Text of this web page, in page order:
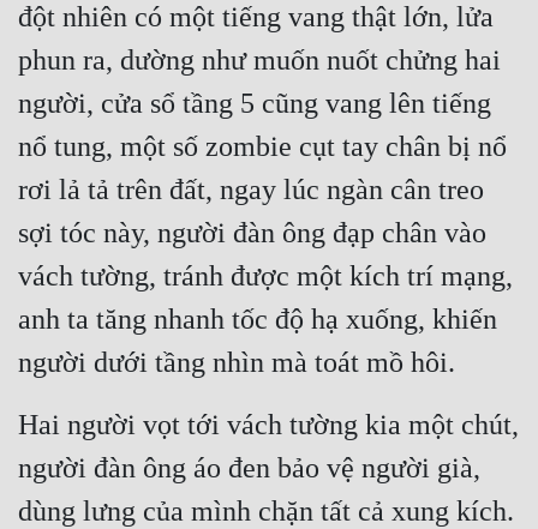
Kiếm Hiệp
Kỳ Huyễn
Kỳ Ảo
Linh Dị
Mưu Mô
Mạt Thế
Ngược
đột nhiên có một tiếng vang thật lớn, lửa
phun ra, dường như muốn nuốt chửng hai
người, cửa sổ tầng 5 cũng vang lên tiếng
nổ tung, một số zombie cụt tay chân bị nổ
rơi lả tả trên đất, ngay lúc ngàn cân treo
sợi tóc này, người đàn ông đạp chân vào
vách tường, tránh được một kích trí mạng,
anh ta tăng nhanh tốc độ hạ xuống, khiến
người dưới tầng nhìn mà toát mồ hôi.
Hai người vọt tới vách tường kia một chút,
người đàn ông áo đen bảo vệ người già,
dùng lưng của mình chặn tất cả xung kích.